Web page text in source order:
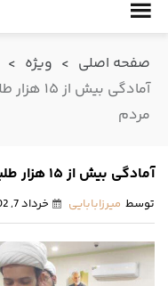
صفحه اصلی > ویژه >
آمادگی
مردم
آمادگی بیش از ۱۵ هزار طلبه جهادی برای خدمت‌رسانی به مردم
توسط میرزابابایی خرداد 7, 1402